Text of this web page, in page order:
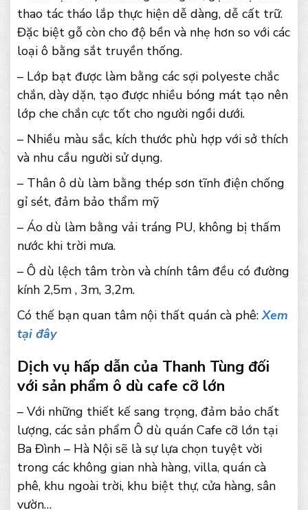
thao tác tháo lắp thực hiện dễ dàng, dễ cất trữ.
Đặc biệt gỗ còn cho độ bền và nhẹ hơn so với các
loại ô bằng sắt truyền thống.
– Lớp bạt được làm bằng các sợi polyeste chắc
chắn, dày dặn, tạo được nhiều bóng mát tạo nên
lớp che chắn cực tốt cho người ngồi dưới.
– Nhiều màu sắc, kích thước phù hợp với sở thích
và nhu cầu người sử dụng.
– Thân ô dù làm bằng thép sơn tĩnh điện chống
gỉ sét, đảm bảo thẩm mỹ
– Áo dù làm bằng vải tráng PU, không bị thấm
nước khi trời mưa.
– Ô dù lệch tâm tròn và chính tâm đều có đường
kính 2,5m , 3m, 3,2m.
Có thế bạn quan tâm nội thất quán cà phê:Xem
tại đây
Dịch vụ hấp dẫn của Thanh Tùng đối
với sản phẩm ô dù cafe cỡ lớn
– Với những thiết kế sang trọng, đảm bảo chất
lượng, các sản phẩm Ô dù quán Cafe cỡ lớn tại
Ba Đình – Hà Nội sẽ là sự lựa chọn tuyệt vời
trong các không gian nhà hàng, villa, quán cà
phê, khu ngoài trời, khu biệt thự, cửa hàng, sân
vườn…